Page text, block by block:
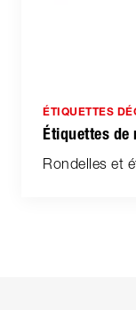
ÉTIQUETTES
Étiquettes de
Rondelles et